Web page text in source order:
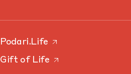
Podari.Life
Gift of Life